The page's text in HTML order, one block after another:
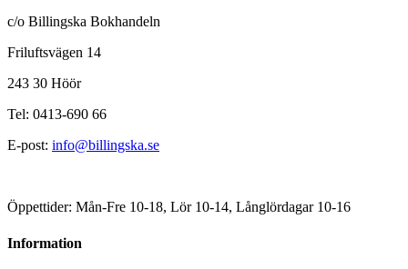
c/o Billingska Bokhandeln
Friluftsvägen 14
243 30 Höör
Tel: 0413-690 66
E-post: info@billingska.se
Öppettider: Mån-Fre 10-18, Lör 10-14, Långlördagar 10-16
Information